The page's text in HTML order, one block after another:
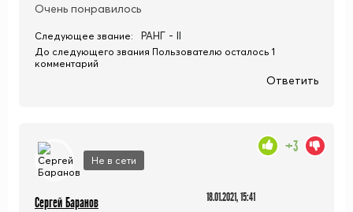
Очень понравилось
Следующее звание: РАНГ - II
До следующего звания Пользователю осталось 1
комментарий
Ответить
Не в сети
Сергей Баранов 18.01.2021, 15:41
+3